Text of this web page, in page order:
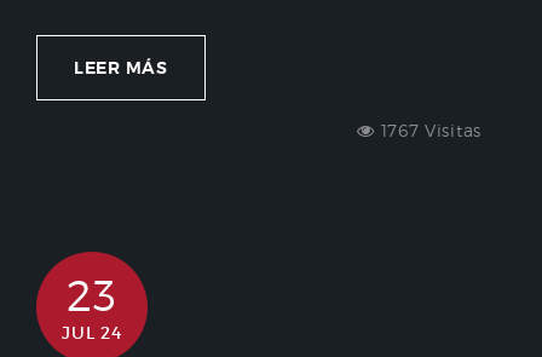
LEER MÁS
1767 Visitas
23
JUL 24